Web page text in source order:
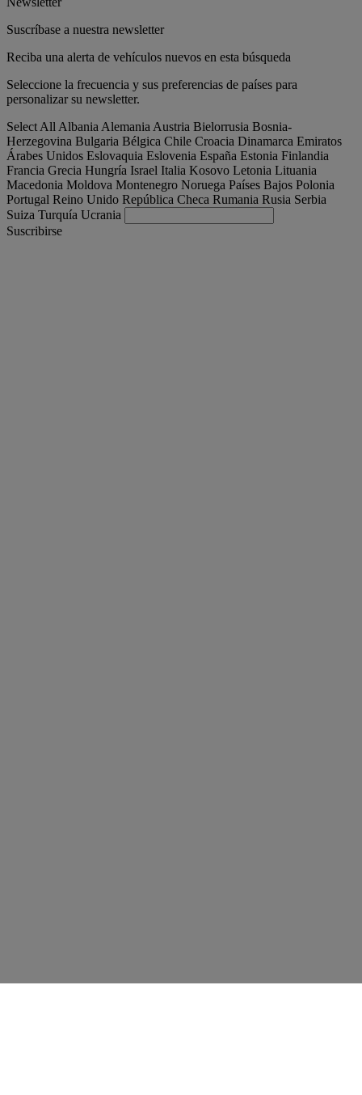
Suscríbase a nuestra newsletter
Reciba una alerta de vehículos nuevos en esta búsqueda
Seleccione la frecuencia y sus preferencias de países para
personalizar su newsletter.
Select AllAlbaniaAlemaniaAustria Bielorrusia Bosnia-
Herzegovina Bulgaria Bélgica Chile Croacia Dinamarca Emiratos
Árabes Unidos Eslovaquia Eslovenia España Estonia Finlandia
Francia Grecia Hungría Israel Italia Kosovo Letonia Lituania
Macedonia Moldova Montenegro Noruega Países Bajos Polonia
Portugal Reino Unido República Checa Rumania Rusia Serbia
Suiza Turquía Ucrania
Suscribirse